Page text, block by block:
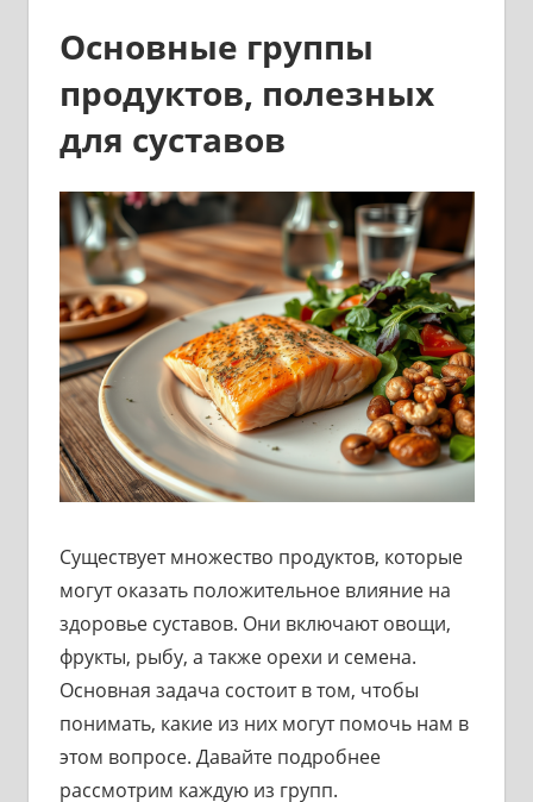
Основные группы
продуктов, полезных
для суставов
Существует множество продуктов, которые
могут оказать положительное влияние на
здоровье суставов. Они включают овощи,
фрукты, рыбу, а также орехи и семена.
Основная задача состоит в том, чтобы
понимать, какие из них могут помочь нам в
этом вопросе. Давайте подробнее
рассмотрим каждую из групп.